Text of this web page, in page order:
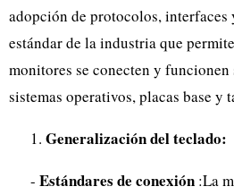
adopción de protocolos, interfaces
estándar de la industria que
monitores se conecten y
sistemas operativos, placas base y
1. Generalización del teclado:
- Estándares de conexión :La